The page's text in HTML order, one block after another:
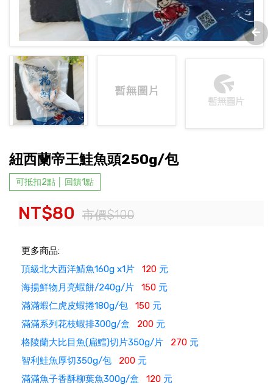
紐西蘭帝王鮭魚頭250g/包
可抵扣2點 │ 回饋1點
NT$80 市價$100
更多商品:
頂級北大西洋鯖魚160g x1片 120 元
海揚鮮物月亮蝦餅/240g/片 150 元
滿滿蝦仁虎皮蝦捲180g/包 150 元
滿滿系列花枝蝦排300g/盒 200 元
格陵蘭大比目魚(扁鱈)切片350g/片 270 元
智利鮭魚厚切350g/包 200 元
滿滿魚子香酥柳葉魚300g/盒 120 元